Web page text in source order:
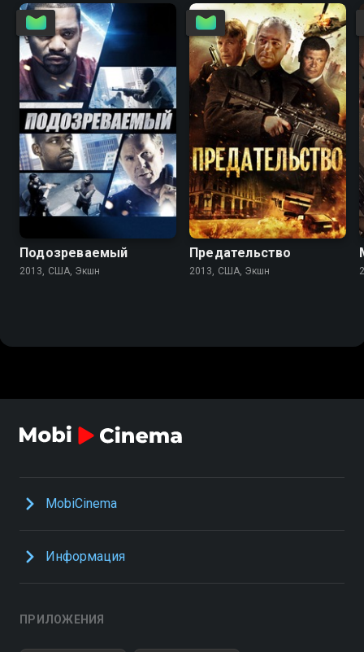
6.0 5.7
Подозреваемый
2013, США, Экшн
5.0 3.6
Предательство
2013, США, Экшн
MobiCinema
Информация
ПРИЛОЖЕНИЯ